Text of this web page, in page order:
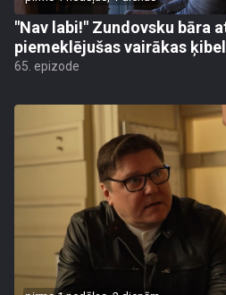
"Nav labi!" Zundovsku bāra
piemeklējušas vairākas
65. epizode